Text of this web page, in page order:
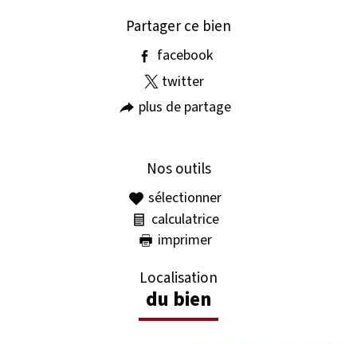
Partager ce bien
facebook
twitter
plus de partage
Nos outils
sélectionner
calculatrice
imprimer
Localisation
du bien